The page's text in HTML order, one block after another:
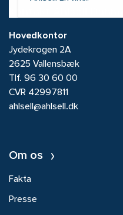
Hovedkontor
Jydekrogen 2A
2625 Vallensbæk
Tlf. 96 30 60 00
CVR 42997811
ahlsell@ahlsell.dk
Om os
Fakta
Presse